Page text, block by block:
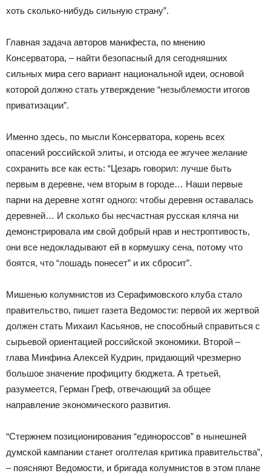
хоть сколько-нибудь сильную страну”.
Главная задача авторов манифеста, по мнению
Консерватора, – найти безопасный для сегодняшних
сильных мира сего вариант национальной идеи, основой
которой должно стать утверждение “незыблемости итогов
приватизации”.
Именно здесь, по мысли Консерватора, корень всех
опасений российской элиты, и отсюда ее жгучее желание
сохранить все как есть: “Цезарь говорил: лучше быть
первым в деревне, чем вторым в городе… Наши первые
парни на деревне хотят одного: чтобы деревня оставалась
деревней… И сколько бы несчастная русская кляча ни
демонстрировала им свой добрый нрав и нестроптивость,
они все недокладывают ей в кормушку сена, потому что
боятся, что “лошадь понесет” и их сбросит”.
Мишенью колумнистов из Серафимовского клуба стало
правительство, пишет газета Ведомости: первой их жертвой
должен стать Михаил Касьянов, не способный справиться с
сырьевой ориентацией российской экономики. Второй –
глава Минфина Алексей Кудрин, придающий чрезмерно
большое значение профициту бюджета. А третьей,
разумеется, Герман Греф, отвечающий за общее
направление экономического развития.
“Стержнем позиционирования “единороссов” в нынешней
думской кампании станет оголтелая критика правительства”,
– поясняют Ведомости, и бригада колумнистов в этом плане